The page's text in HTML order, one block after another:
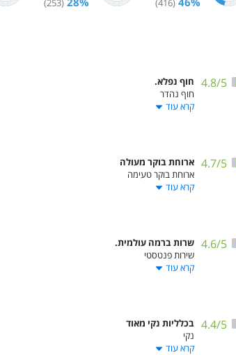
(
416
)
(
253
)
4.8/5
חוף נפלא.
חוף נהדר
קרא עוד
4.7/5
ארוחת בוקר מעולה
ארוחת בוקר טעימה
קרא עוד
4.6/5
שרות ברמה עולמית.
שירות פנטסטי
קרא עוד
4.4/5
בכלליות נקי מאוד
נקי
קרא עוד